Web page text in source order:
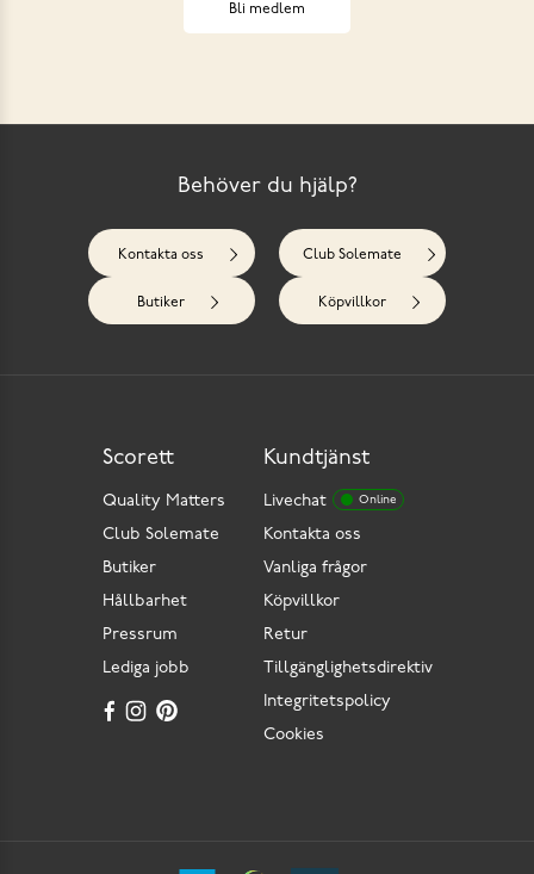
Bli medlem
Behöver du hjälp?
Kontakta oss Club Solemate
Butiker Köpvillkor
Kundtjänst
Livechat Online
Kontakta oss
Vanliga frågor
Köpvillkor
Retur
Tillgänglighetsdirektiv
Integritetspolicy
Cookies
Scorett
Quality Matters
Club Solemate
Butiker
Hållbarhet
Pressrum
Lediga jobb